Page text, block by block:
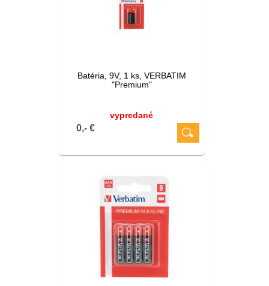
Batéria, 9V, 1 ks, VERBATIM
"Premium"
vypredané
0,- €